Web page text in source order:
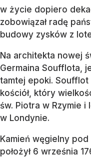
w życie dopiero
zobowiązał radę
budowy zysków z
Na architekta nowej
Germaina Soufflota,
tamtej epoki. Soufflot
kościół, który
św. Piotra w Rzymie i
w Londynie.
Kamień węgielny
położył 6 września